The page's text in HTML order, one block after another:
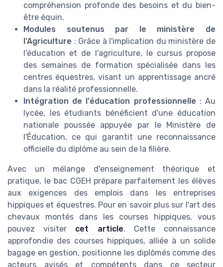
compréhension profonde des besoins et du bien-
être équin.
Modules soutenus par le ministère de
l'Agriculture : Grâce à l'implication du ministère de
l'éducation et de l'agriculture, le cursus propose
des semaines de formation spécialisée dans les
centres équestres, visant un apprentissage ancré
dans la réalité professionnelle.
Intégration de l'éducation professionnelle : Au
lycée, les étudiants bénéficient d'une éducation
nationale poussée appuyée par le Ministère de
l'Éducation, ce qui garantit une reconnaissance
officielle du diplôme au sein de la filière.
Avec un mélange d'enseignement théorique et
pratique, le bac CGEH prépare parfaitement les élèves
aux exigences des emplois dans les entreprises
hippiques et équestres. Pour en savoir plus sur l'art des
chevaux montés dans les courses hippiques, vous
pouvez visiter cet article. Cette connaissance
approfondie des courses hippiques, alliée à un solide
bagage en gestion, positionne les diplômés comme des
acteurs avisés et compétents dans ce secteur